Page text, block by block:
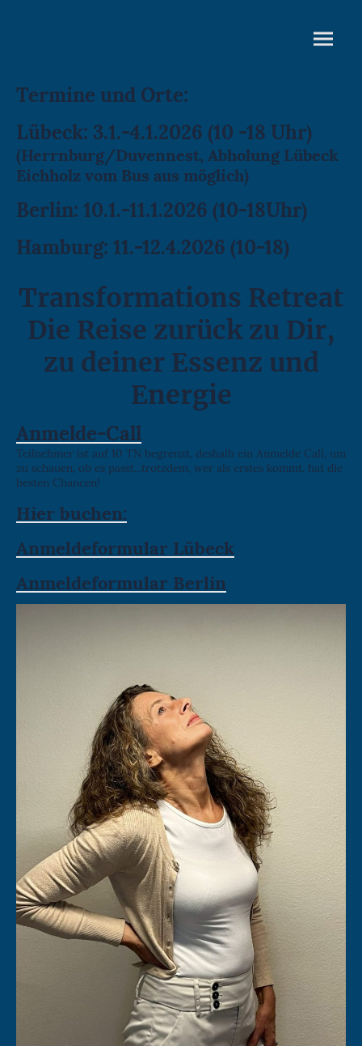
Termine und Orte:
Lübeck: 3.1.-4.1.2026 (10 -18 Uhr)
(Herrnburg/Duvennest, Abholung Lübeck
Eichholz vom Bus aus möglich)
Berlin: 10.1.-11.1.2026 (10-18Uhr)
Hamburg: 11.-12.4.2026 (10-18)
Transformations Retreat
Die Reise zurück zu Dir,
zu deiner Essenz und
Energie
Anmelde-Call
Teilnehmer ist auf 10 TN begrenzt, deshalb ein Anmelde Call, um
zu schauen, ob es passt...trotzdem, wer als erstes kommt, hat die
besten Chancen!
Hier buchen:
Anmeldeformular Lübeck
Anmeldeformular Berlin